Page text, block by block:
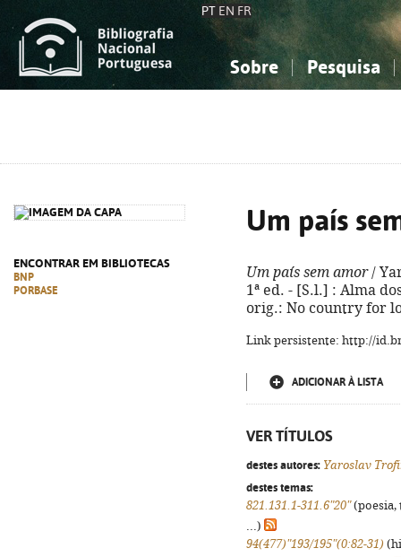
PT EN FR
Sobre Pesquisa
ENCONTRAR EM BIBLIOTECAS
BNP
PORBASE
Um país
Um país sem amor/
1ª ed. - [S.l.] : Alma
orig.: No country for
Link persistente: http://
ADICIONAR À LISTA
VER TÍTULOS
destes autores: Yaroslav
destes temas:
821.131.1-311.6"20"(poesia,
...)
94(477)"193/195"(0:82-31)